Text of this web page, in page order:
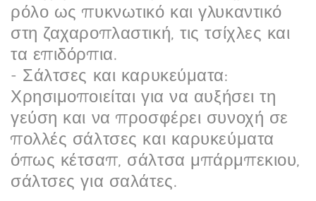
ρόλο ως πυκνωτικό και γλυκαντικό
στη ζαχαροπλαστική, τις τσίχλες και
τα επιδόρπια.
- Σάλτσες και καρυκεύματα:
Χρησιμοποιείται για να αυξήσει τη
γεύση και να προσφέρει συνοχή σε
πολλές σάλτσες και καρυκεύματα
όπως κέτσαπ, σάλτσα μπάρμπεκιου,
σάλτσες για σαλάτες.